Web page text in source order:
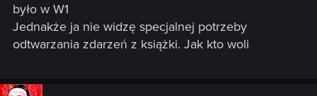
było w W1
Jednakże ja nie widzę specjalnej potrzeby
odtwarzania zdarzeń z książki. Jak kto woli